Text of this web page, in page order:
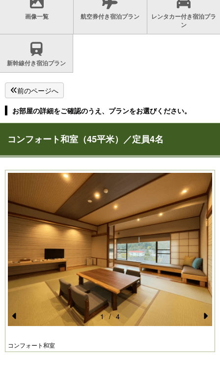
画像一覧 航空券付き宿泊プラン
レンタカー付き宿泊プラ
ン
新幹線付き宿泊プラン
前のページへ
お部屋の詳細をご確認のうえ、プランをお選びください。
コンフォート和室（45平米）／定員4名
Pr
e
コンフォート和室
N
1 / 4